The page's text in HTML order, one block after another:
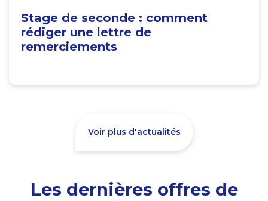
Stage de seconde : comment
rédiger une lettre de
remerciements
Voir plus d'actualités
Les dernières offres de